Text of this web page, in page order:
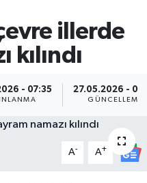
illerde
kılındı
- 07:35 27.05.2026 -
GÜNCELLEME
A- A+